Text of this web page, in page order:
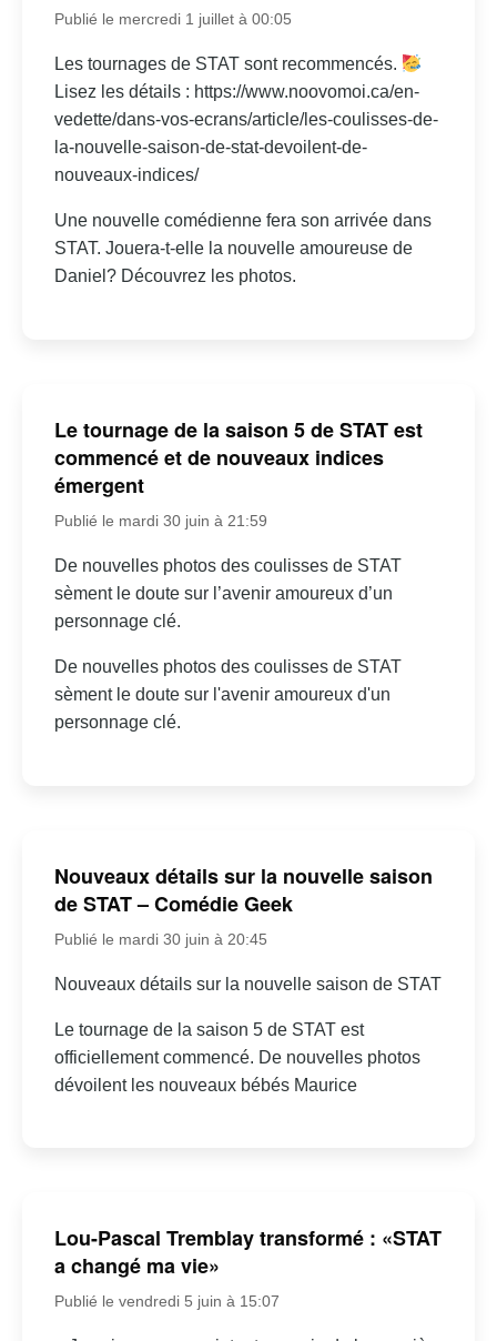
Publié le mercredi 1 juillet à 00:05
Les tournages de STAT sont recommencés.
Lisez les détails : https://www.noovomoi.ca/en-
vedette/dans-vos-ecrans/article/les-coulisses-de-
la-nouvelle-saison-de-stat-devoilent-de-
nouveaux-indices/
Une nouvelle comédienne fera son arrivée dans
STAT. Jouera-t-elle la nouvelle amoureuse de
Daniel? Découvrez les photos.
Le tournage de la saison 5 de STAT est
commencé et de nouveaux indices
émergent
Publié le mardi 30 juin à 21:59
De nouvelles photos des coulisses de STAT
sèment le doute sur l’avenir amoureux d’un
personnage clé.
De nouvelles photos des coulisses de STAT
sèment le doute sur l'avenir amoureux d'un
personnage clé.
Nouveaux détails sur la nouvelle saison
de STAT – Comédie Geek
Publié le mardi 30 juin à 20:45
Nouveaux détails sur la nouvelle saison de STAT
Le tournage de la saison 5 de STAT est
officiellement commencé. De nouvelles photos
dévoilent les nouveaux bébés Maurice
Lou-Pascal Tremblay transformé : «STAT
a changé ma vie»
Publié le vendredi 5 juin à 15:07